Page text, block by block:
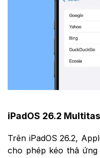
iPadOS 26.2
Trên iPadOS 26.2,
cho phép kéo thả